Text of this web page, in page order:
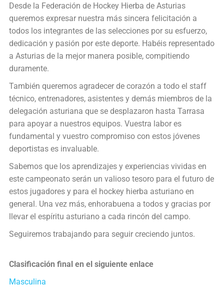
Desde la Federación de Hockey Hierba de Asturias
queremos expresar nuestra más sincera felicitación a
todos los integrantes de las selecciones por su esfuerzo,
dedicación y pasión por este deporte. Habéis representado
a Asturias de la mejor manera posible, compitiendo
duramente.
También queremos agradecer de corazón a todo el staff
técnico, entrenadores, asistentes y demás miembros de la
delegación asturiana que se desplazaron hasta Tarrasa
para apoyar a nuestros equipos. Vuestra labor es
fundamental y vuestro compromiso con estos jóvenes
deportistas es invaluable.
Sabemos que los aprendizajes y experiencias vividas en
este campeonato serán un valioso tesoro para el futuro de
estos jugadores y para el hockey hierba asturiano en
general. Una vez más, enhorabuena a todos y gracias por
llevar el espíritu asturiano a cada rincón del campo.
Seguiremos trabajando para seguir creciendo juntos.
Clasificación final en el siguiente enlace
Masculina